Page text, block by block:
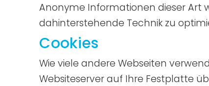
Anonyme Informationen dieser Art
dahinterstehende Technik zu
Cookies
Wie viele andere Webseiten
Websiteserver auf Ihre Festplatte